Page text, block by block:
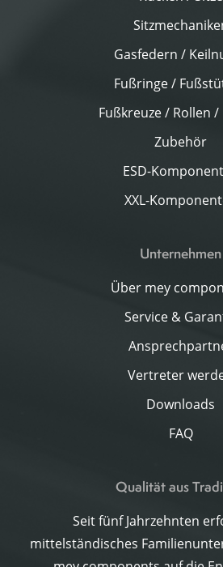
Gasfedern /
Fußringe /
Fußkreuze / Rollen
Zubehör
ESD-
XXL-
Unternehmen
Über mey
Service &
Vertreter
Downloads
FAQ
Qualität aus
Seit fünf Jahrzehnten
mittelständisches